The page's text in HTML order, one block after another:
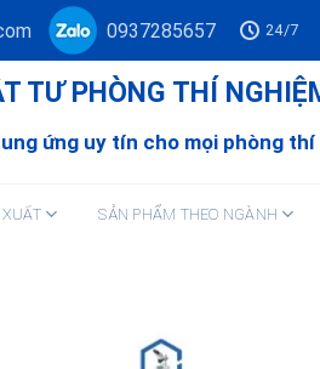
0937285657 24/7
TƯ PHÒNG THÍ
ứng uy tín cho mọi phòng thí
SẢN PHẨM THEO NGÀNH